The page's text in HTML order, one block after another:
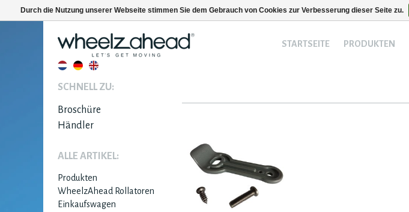
STARTSEITE PRODUKTEN
SCHNELL ZU:
Broschüre
Händler
ALLE ARTIKEL:
Produkten
WheelzAhead Rollatoren
Einkaufswagen
Durch die Nutzung unserer Webseite stimmen Sie dem Gebrauch von Cookies zur Verbesserung dieser Seite zu.